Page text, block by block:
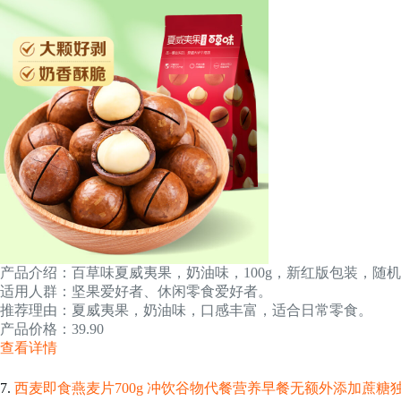
产品介绍：百草味夏威夷果，奶油味，100g，新红版包装，随机
适用人群：坚果爱好者、休闲零食爱好者。
推荐理由：夏威夷果，奶油味，口感丰富，适合日常零食。
产品价格：39.90
查看详情
7. 西麦即食燕麦片700g 冲饮谷物代餐营养早餐无额外添加蔗糖